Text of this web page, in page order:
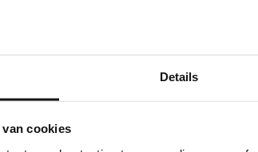
Details
cookies
die van invloed is op het gedrag en de